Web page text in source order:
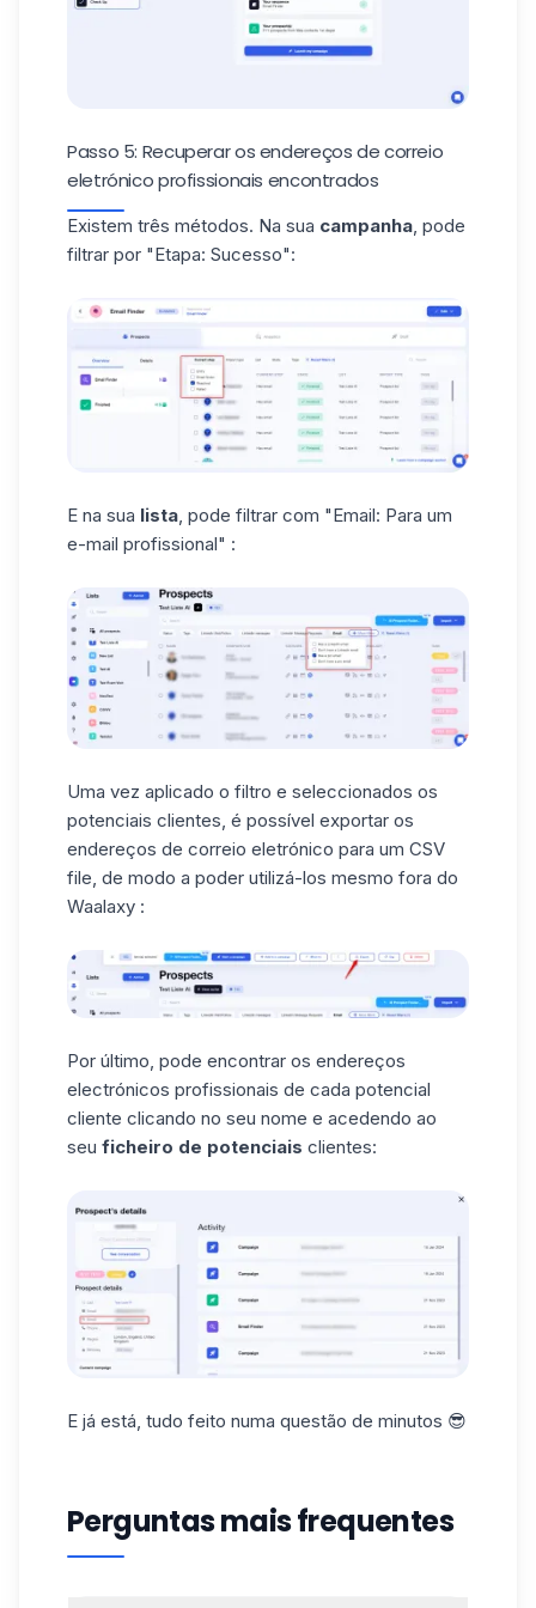
Passo 5: Recuperar os endereços de correio
eletrónico profissionais encontrados
Existem três métodos. Na sua campanha , pode
filtrar por "Etapa: Sucesso":
E na sua lista, pode filtrar com "Email: Para um
e-mail profissional" :
Uma vez aplicado o filtro e seleccionados os
potenciais clientes, é possível exportar os
endereços de correio eletrónico para um CSV
file , de modo a poder utilizá-los mesmo fora do
Waalaxy :
Por último, pode encontrar os endereços
electrónicos profissionais de cada potencial
cliente clicando no seu nome e acedendo ao
seu ficheiro de potenciais clientes:
E já está, tudo feito numa questão de minutos 😎
Perguntas mais frequentes